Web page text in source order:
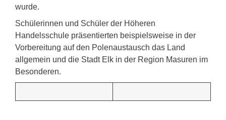
wurde.
Schülerinnen und Schüler der Höheren
Handelsschule präsentierten beispielsweise in der
Vorbereitung auf den Polenaustausch das Land
allgemein und die Stadt Elk in der Region Masuren im
Besonderen.